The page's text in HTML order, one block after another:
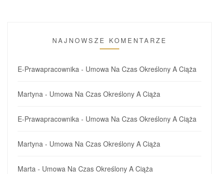
NAJNOWSZE KOMENTARZE
E-Prawapracownika - Umowa Na Czas Określony A Ciąża
Martyna - Umowa Na Czas Określony A Ciąża
E-Prawapracownika - Umowa Na Czas Określony A Ciąża
Martyna - Umowa Na Czas Określony A Ciąża
Marta - Umowa Na Czas Określony A Ciąża